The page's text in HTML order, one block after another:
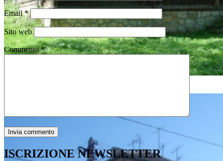
Email*
Sito web
Commento*
ISCRIZIONE NEWSLETTER